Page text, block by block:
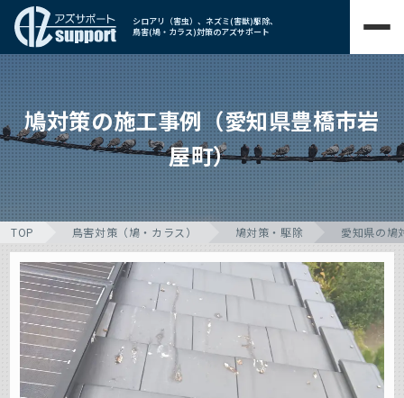
シロアリ（害虫）、ネズミ(害獣)駆除、
鳥害(鳩・カラス)対策のアズサポート
鳩対策の施工事例（愛知県豊橋市岩
屋町）
TOP 鳥害対策（鳩・カラス） 鳩対策・駆除 愛知県の鳩